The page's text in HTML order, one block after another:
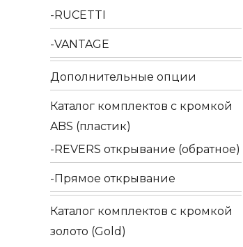
RUCETTI
VANTAGE
Дополнительные опции
Каталог комплектов c кромкой
ABS (пластик)
REVERS открывание (обратное)
Прямое открывание
Каталог комплектов c кромкой
золото (Gold)